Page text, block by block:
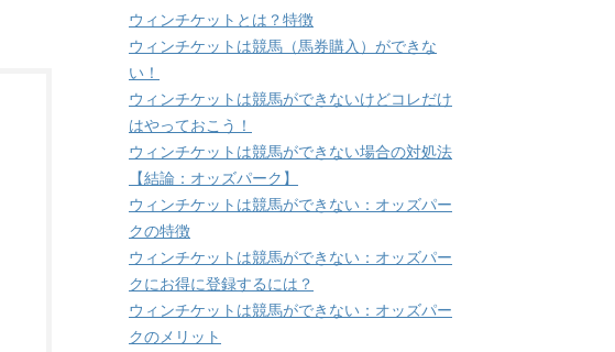
ウィンチケットとは？特徴
ウィンチケットは競馬（馬券購入）ができな
い！
ウィンチケットは競馬ができないけどコレだけ
はやっておこう！
ウィンチケットは競馬ができない場合の対処法
【結論：オッズパーク】
ウィンチケットは競馬ができない：オッズパー
クの特徴
ウィンチケットは競馬ができない：オッズパー
クにお得に登録するには？
ウィンチケットは競馬ができない：オッズパー
クのメリット